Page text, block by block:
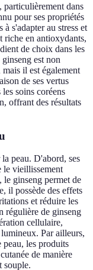
particulièrement dans
pour ses propriétés
s'adapter au stress et
riche en antioxydants,
de choix dans les
est non
il est également
de ses vertus
soins coréens
offrant des résultats
peau. D'abord, ses
le vieillissement
le ginseng permet de
il possède des effets
et réduire les
régulière de ginseng
cellulaire,
Par ailleurs,
peau, les produits
de manière
souple.